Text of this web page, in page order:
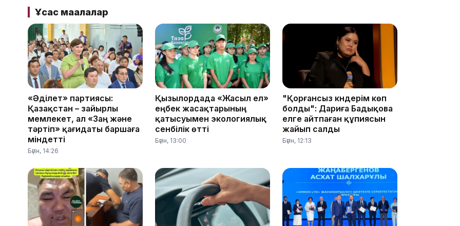
Ұқсас мақалалар
«Әділет» партиясы:
Қазақстан – зайырлы
мемлекет, ал «Заң және
тәртіп» қағидаты баршаға
міндетті
Бүгін, 14:26
Қызылордада «Жасыл ел»
еңбек жасақтарының
қатысуымен экологиялық
сенбілік өтті
Бүгін, 13:00
"Қорғансыз күндерім көп
болды": Дариға Бадықова
елге айтпаған құпиясын
жайып салды
Бүгін, 12:13